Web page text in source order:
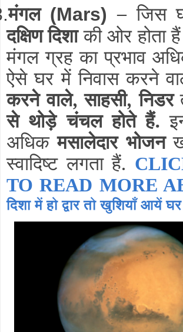
मंगल (Mars)–जिस
दक्षिण दिशाकी ओर होता
मंगल ग्रह का प्रभाव
ऐसे घर में निवास करने
करने वाले, साहसी, निडर
से थोड़े चंचल होते हैं.
अधिकमसालेदार भोजन
स्वादिष्ट लगता हैं.
TO READ MORE
दिशा में हो द्वार तो खुशियाँ आयें